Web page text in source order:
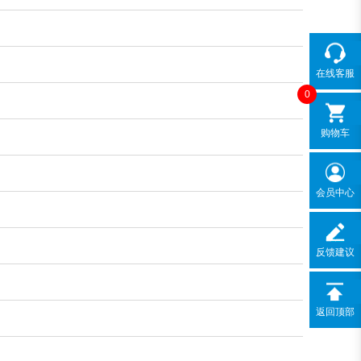
在线客服
0
购物车
会员中心
反馈建议
返回顶部